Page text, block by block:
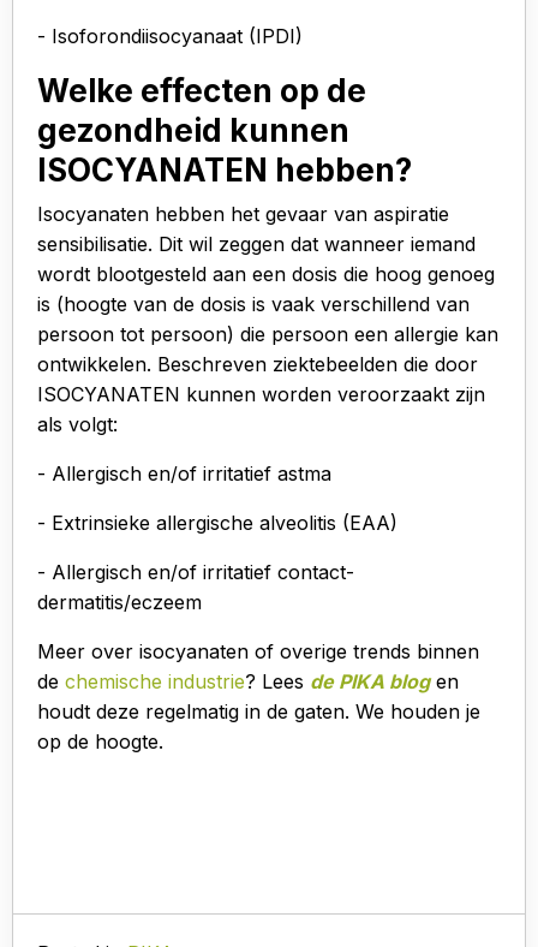
- Isoforondiisocyanaat (IPDI)
Welke effecten op de
gezondheid kunnen
ISOCYANATEN hebben?
Isocyanaten hebben het gevaar van aspiratie
sensibilisatie. Dit wil zeggen dat wanneer iemand
wordt blootgesteld aan een dosis die hoog genoeg
is (hoogte van de dosis is vaak verschillend van
persoon tot persoon) die persoon een allergie kan
ontwikkelen. Beschreven ziektebeelden die door
ISOCYANATEN kunnen worden veroorzaakt zijn
als volgt:
- Allergisch en/of irritatief astma
- Extrinsieke allergische alveolitis (EAA)
- Allergisch en/of irritatief contact-
dermatitis/eczeem
Meer over isocyanaten of overige trends binnen
de chemische industrie? Lees de PIKA blogen
houdt deze regelmatig in de gaten. We houden je
op de hoogte.